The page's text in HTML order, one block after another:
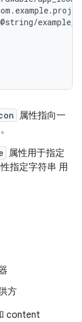
属性指向一
属性用于指定
指定字符串 用
方
content